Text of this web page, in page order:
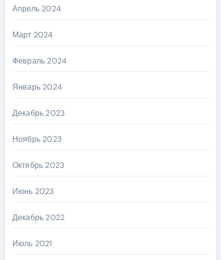
Апрель 2024
Март 2024
Февраль 2024
Январь 2024
Декабрь 2023
Ноябрь 2023
Октябрь 2023
Июнь 2023
Декабрь 2022
Июль 2021